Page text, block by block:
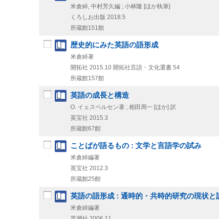
米倉綽, 中村芳久編 ; 小林隆 [ほか執筆]
くろしお出版 2018.5
所蔵館151館
歴史的にみた英語の語形成
米倉綽著
開拓社 2015.10 開拓社言語・文化選書 54
所蔵館157館
英語の成長と構造
O. イェスペルセン著 ; 相田周一 [ほか] 訳
英宝社 2015.3
所蔵館67館
ことばが語るもの : 文学と言語学の試み
米倉綽編著
英宝社 2012.3
所蔵館25館
英語の語形成 : 通時的・共時的研究の現状と
米倉綽編著